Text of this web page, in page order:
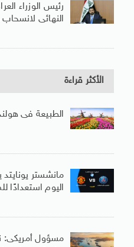
النهائى
الأكثر قراءة
الطبيعة فى
مانشستر
اليوم استعدادًا
مسؤول أمريكى: